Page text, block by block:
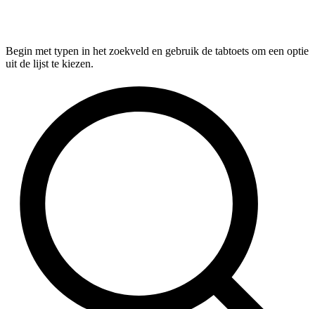
Begin met typen in het zoekveld en gebruik de tabtoets om een optie
uit de lijst te kiezen.